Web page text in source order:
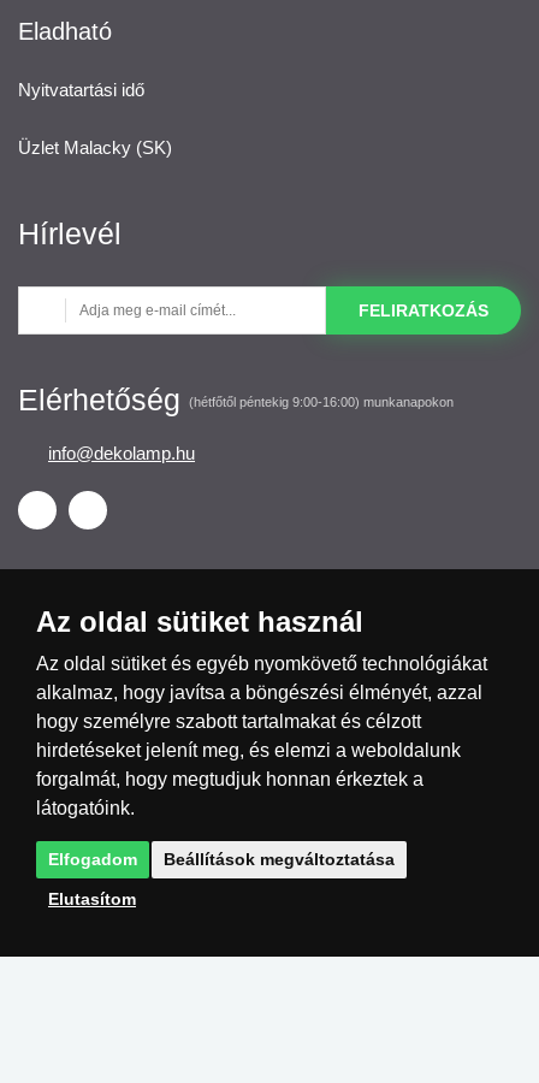
Eladható
Nyitvatartási idő
Üzlet Malacky (SK)
Hírlevél
FELIRATKOZÁS
Elérhetőség (hétfőtől péntekig 9:00-16:00) munkanapokon
info@dekolamp.hu
Česká republika Slovensko Deutschland
Magyarország Österreich België
Nederland
Az oldal sütiket használ
Az oldal sütiket és egyéb nyomkövető technológiákat
alkalmaz, hogy javítsa a böngészési élményét, azzal
hogy személyre szabott tartalmakat és célzott
hirdetéseket jelenít meg, és elemzi a weboldalunk
forgalmát, hogy megtudjuk honnan érkeztek a
látogatóink.
Elfogadom Beállítások megváltoztatása
Elutasítom